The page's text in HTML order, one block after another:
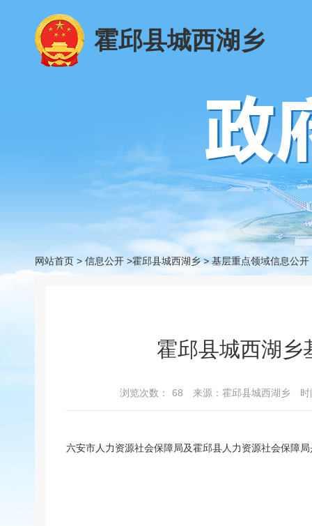
霍邱县城西湖乡
网站首页 > 信息公开 >霍邱县城西湖乡> 基层重点领域信息公开
霍邱县城西湖乡
浏览次数： 68 来源：霍邱县城西湖乡
六安市人力资源社会保障局及霍邱县人力资源社会保障